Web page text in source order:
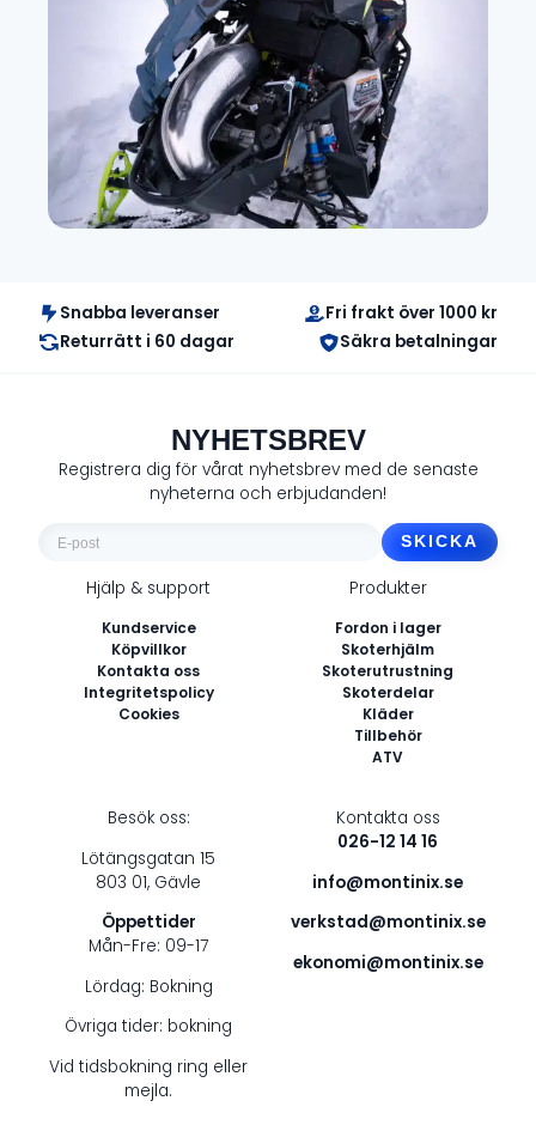
Snabba leveranser
Fri frakt över 1000 kr
Returrätt i 60 dagar
Säkra betalningar
NYHETSBREV
Registrera dig för vårat nyhetsbrev med de senaste
nyheterna och erbjudanden!
Hjälp & support
Kundservice
Köpvillkor
Kontakta oss
Integritetspolicy
Cookies
Produkter
Fordon i lager
Skoterhjälm
Skoterutrustning
Skoterdelar
Kläder
Tillbehör
ATV
Besök oss:
Lötängsgatan 15
803 01, Gävle
Öppettider
Mån-Fre: 09-17
Lördag: Bokning
Övriga tider: bokning
Vid tidsbokning ring eller
mejla.
Kontakta oss
026-12 14 16
info@montinix.se
verkstad@montinix.se
ekonomi@montinix.se